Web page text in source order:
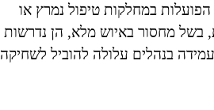
במחלקות טיפול נמרץ או
בשל מחסור באיוש מלא, הן נדרשות
בנהלים עלולה להוביל לשחיקה